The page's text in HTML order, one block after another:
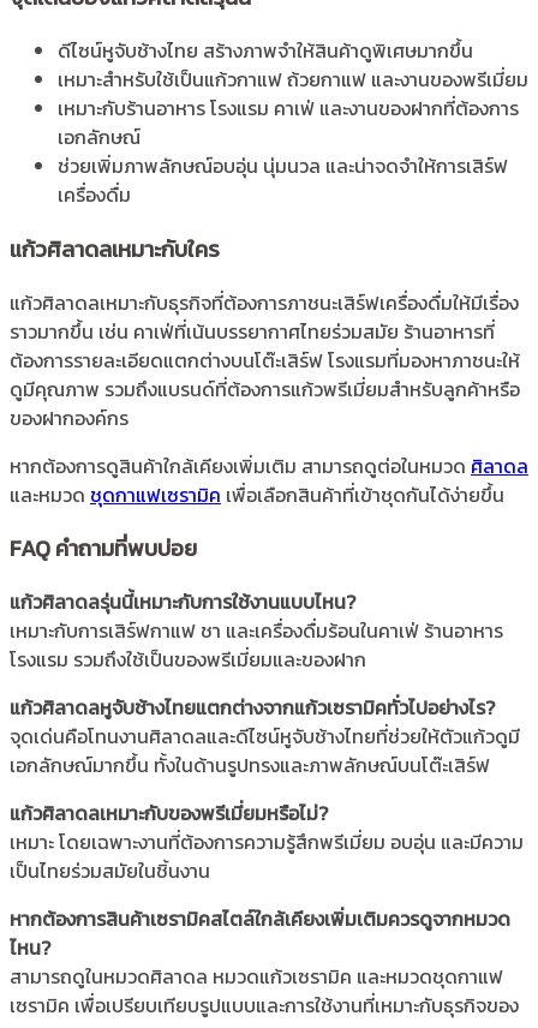
ดีไซน์หูจับช้างไทย สร้างภาพจำให้สินค้าดูพิเศษมากขึ้น
เหมาะสำหรับใช้เป็นแก้วกาแฟ ถ้วยกาแฟ และงานของพรีเมี่ยม
เหมาะกับร้านอาหาร โรงแรม คาเฟ่ และงานของฝากที่ต้องการ
เอกลักษณ์
ช่วยเพิ่มภาพลักษณ์อบอุ่น นุ่มนวล และน่าจดจำให้การเสิร์ฟ
เครื่องดื่ม
แก้วศิลาดลเหมาะกับใคร
แก้วศิลาดลเหมาะกับธุรกิจที่ต้องการภาชนะเสิร์ฟเครื่องดื่มให้มีเรื่อง
ราวมากขึ้น เช่น คาเฟ่ที่เน้นบรรยากาศไทยร่วมสมัย ร้านอาหารที่
ต้องการรายละเอียดแตกต่างบนโต๊ะเสิร์ฟ โรงแรมที่มองหาภาชนะให้
ดูมีคุณภาพ รวมถึงแบรนด์ที่ต้องการแก้วพรีเมี่ยมสำหรับลูกค้าหรือ
ของฝากองค์กร
หากต้องการดูสินค้าใกล้เคียงเพิ่มเติม สามารถดูต่อในหมวด ศิลาดล
และหมวด ชุดกาแฟเซรามิค เพื่อเลือกสินค้าที่เข้าชุดกันได้ง่ายขึ้น
FAQ คำถามที่พบบ่อย
แก้วศิลาดลรุ่นนี้เหมาะกับการใช้งานแบบไหน?
เหมาะกับการเสิร์ฟกาแฟ ชา และเครื่องดื่มร้อนในคาเฟ่ ร้านอาหาร
โรงแรม รวมถึงใช้เป็นของพรีเมี่ยมและของฝาก
แก้วศิลาดลหูจับช้างไทยแตกต่างจากแก้วเซรามิคทั่วไปอย่างไร?
จุดเด่นคือโทนงานศิลาดลและดีไซน์หูจับช้างไทยที่ช่วยให้ตัวแก้วดูมี
เอกลักษณ์มากขึ้น ทั้งในด้านรูปทรงและภาพลักษณ์บนโต๊ะเสิร์ฟ
แก้วศิลาดลเหมาะกับของพรีเมี่ยมหรือไม่?
เหมาะ โดยเฉพาะงานที่ต้องการความรู้สึกพรีเมี่ยม อบอุ่น และมีความ
เป็นไทยร่วมสมัยในชิ้นงาน
หากต้องการสินค้าเซรามิคสไตล์ใกล้เคียงเพิ่มเติมควรดูจากหมวด
ไหน?
สามารถดูในหมวดศิลาดล หมวดแก้วเซรามิค และหมวดชุดกาแฟ
เซรามิค เพื่อเปรียบเทียบรูปแบบและการใช้งานที่เหมาะกับธุรกิจของ